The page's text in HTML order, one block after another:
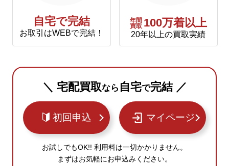
自宅で完結
お取引はWEBで完結！
年間
買取 100万着以上
20年以上の買取実績
＼ 宅配買取なら 自宅で完結 ／
初回申込 マイページ
お試しでもOK!! 利用料は一切かかりません。
まずはお気軽にお申込みください。